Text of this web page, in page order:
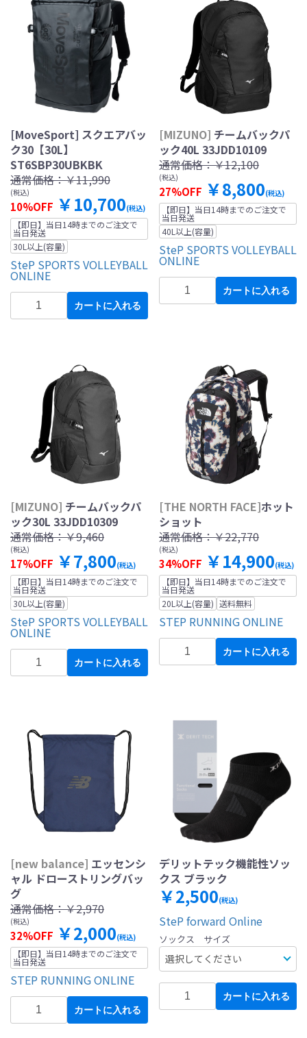
[MoveSport] スクエアバッ
ク30【30L】
ST6SBP30UBKBK
通常価格：￥11,990
(税込)
10%OFF ￥10,700(税込)
【即日】当日14時までのご注文で
当日発送
30L以上(容量)
SteP SPORTS VOLLEYBALL
ONLINE
カートに入れる
[MIZUNO] チームバックパ
ック40L 33JDD10109
通常価格：￥12,100
(税込)
27%OFF ￥8,800(税込)
【即日】当日14時までのご注文で
当日発送
40L以上(容量)
SteP SPORTS VOLLEYBALL
ONLINE
カートに入れる
[MIZUNO] チームバックパ
ック30L 33JDD10309
通常価格：￥9,460
(税込)
17%OFF ￥7,800(税込)
【即日】当日14時までのご注文で
当日発送
30L以上(容量)
SteP SPORTS VOLLEYBALL
ONLINE
カートに入れる
[THE NORTH FACE]ホット
ショット
通常価格：￥22,770
(税込)
34%OFF ￥14,900(税込)
【即日】当日14時までのご注文で
当日発送
20L以上(容量) 送料無料
STEP RUNNING ONLINE
カートに入れる
[new balance] エッセンシ
ャル ドローストリングバッ
グ
通常価格：￥2,970
(税込)
32%OFF ￥2,000(税込)
【即日】当日14時までのご注文で
当日発送
STEP RUNNING ONLINE
カートに入れる
デリットテック機能性ソッ
クス ブラック
￥2,500(税込)
SteP forward Online
ソックス サイズ
カートに入れる